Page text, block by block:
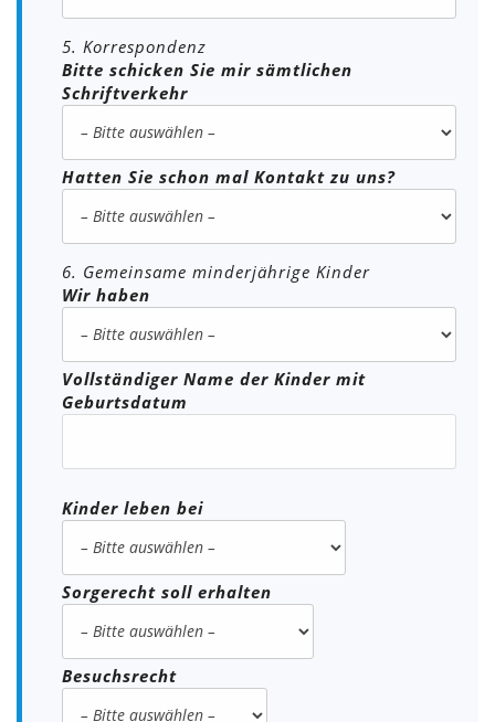
5. Korrespondenz
Bitte schicken Sie mir sämtlichen
Schriftverkehr
Hatten Sie schon mal Kontakt zu uns?
6. Gemeinsame minderjährige Kinder
Wir haben
Vollständiger Name der Kinder mit
Geburtsdatum
Kinder leben bei
Sorgerecht soll erhalten
Besuchsrecht